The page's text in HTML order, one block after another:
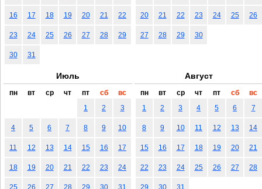
16 17 18 19 20 21 22
23 24 25 26 27 28 29
30 31
20 21 22 23 24 25 26
27 28 29 30
Июль
пн вт ср чт пт сб
вс
1
2 3
4 5 6 7 8 9 10
11 12 13 14 15 16 17
18 19 20 21 22 23 24
25 26 27 28 29 30 31
Август
пн вт ср чт пт сб
вс
1
2 3 4 5 6 7
8 9 10 11 12 13 14
15 16 17 18 19 20 21
22 23 24 25 26 27 28
29 30 31